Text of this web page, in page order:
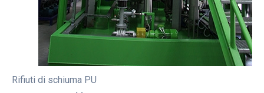
Rifiuti di schiuma PU